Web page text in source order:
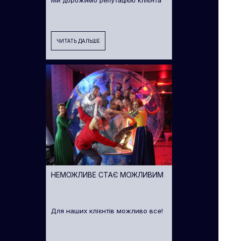
ЧИТАТЬ ДАЛЬШЕ
НЕМОЖЛИВЕ СТАЄ МОЖЛИВИМ
Для наших клієнтів можливо все!